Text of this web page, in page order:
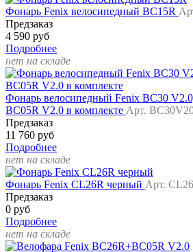
Фонарь Fenix велосипедный BC15R
Предзаказ
4 590 руб
Подробнее
нет на складе
Фонарь велосипедный Fenix BC30
BC05R V2.0 в комплекте Арт.
Предзаказ
11 760 руб
Подробнее
нет на складе
Фонарь Fenix CL26R черный Арт.
Предзаказ
0 руб
Подробнее
нет на складе